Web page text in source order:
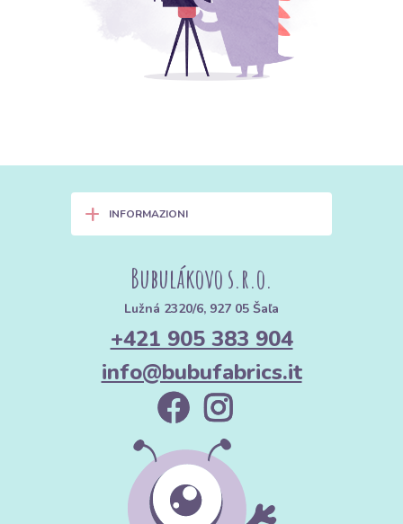
+ INFORMAZIONI
Bubulákovo s.r.o.
Lužná 2320/6, 927 05 Šaľa
+421 905 383 904
info@bubufabrics.it